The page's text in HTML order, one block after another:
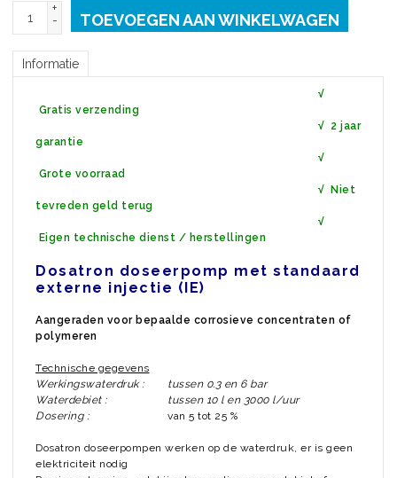
+
-
TOEVOEGEN AAN WINKELWAGEN
Informatie
√
Gratis verzending
√ 2 jaar
garantie
√
Grote voorraad
√ Niet
tevreden geld terug
√
Eigen technische dienst / herstellingen
Dosatron doseerpomp met standaard
externe injectie (IE)
Aangeraden voor bepaalde corrosieve concentraten of
polymeren
Technische gegevens
Werkingswaterdruk :
tussen 0.3 en 6 bar
Waterdebiet :
tussen 10 l en 3000 l/uur
Dosering :
van 5 tot 25 %
Dosatron doseerpompen werken op de waterdruk, er is geen
elektriciteit nodig